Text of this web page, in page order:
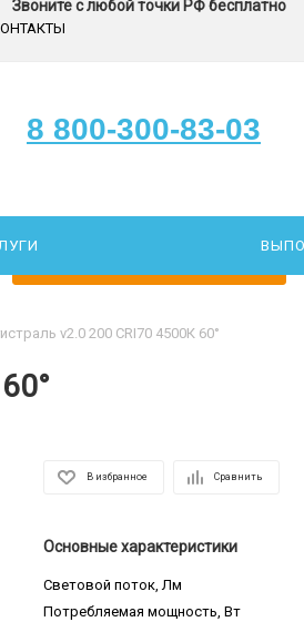
Звоните с любой точки РФ бесплатно
8 800-300-83-03
v2.0 200 CRI70 4500К 60°
В избранное Сравнить
Основные характеристики
Световой поток, Лм
Потребляемая мощность, Вт